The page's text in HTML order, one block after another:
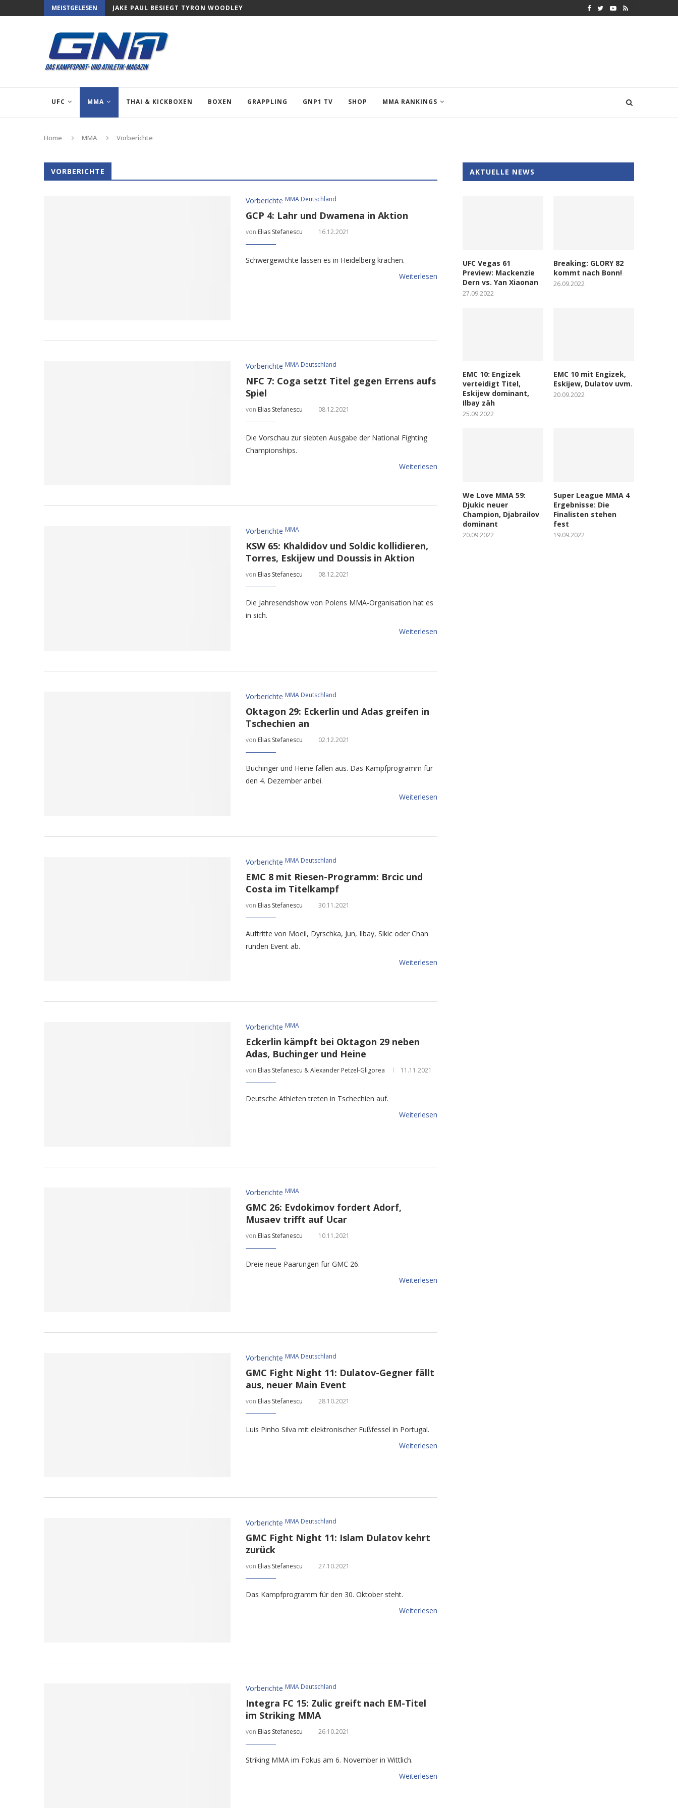
MEISTGELESEN JAKE PAUL BESIEGT TYRON WOODLEY
UFC MMA THAI & KICKBOXEN BOXEN GRAPPLING GNP1 TV SHOP MMA RANKINGS
Home MMA Vorberichte
VORBERICHTE
Vorberichte MMA Deutschland
GCP 4: Lahr und Dwamena in Aktion
von Elias Stefanescu 16.12.2021
Schwergewichte lassen es in Heidelberg krachen.
Weiterlesen
Vorberichte MMA Deutschland
NFC 7: Coga setzt Titel gegen Errens aufs
Spiel
von Elias Stefanescu 08.12.2021
Die Vorschau zur siebten Ausgabe der National Fighting
Championships.
Weiterlesen
Vorberichte MMA
KSW 65: Khaldidov und Soldic kollidieren,
Torres, Eskijew und Doussis in Aktion
von Elias Stefanescu 08.12.2021
Die Jahresendshow von Polens MMA-Organisation hat es
in sich.
Weiterlesen
Vorberichte MMA Deutschland
Oktagon 29: Eckerlin und Adas greifen in
Tschechien an
von Elias Stefanescu 02.12.2021
Buchinger und Heine fallen aus. Das Kampfprogramm für
den 4. Dezember anbei.
Weiterlesen
Vorberichte MMA Deutschland
EMC 8 mit Riesen-Programm: Brcic und
Costa im Titelkampf
von Elias Stefanescu 30.11.2021
Auftritte von Moeil, Dyrschka, Jun, Ilbay, Sikic oder Chan
runden Event ab.
Weiterlesen
Vorberichte MMA
Eckerlin kämpft bei Oktagon 29 neben
Adas, Buchinger und Heine
von Elias Stefanescu & Alexander Petzel-Gligorea 11.11.2021
Deutsche Athleten treten in Tschechien auf.
Weiterlesen
Vorberichte MMA
GMC 26: Evdokimov fordert Adorf,
Musaev trifft auf Ucar
von Elias Stefanescu 10.11.2021
Dreie neue Paarungen für GMC 26.
Weiterlesen
Vorberichte MMA Deutschland
GMC Fight Night 11: Dulatov-Gegner fällt
aus, neuer Main Event
von Elias Stefanescu 28.10.2021
Luis Pinho Silva mit elektronischer Fußfessel in Portugal.
Weiterlesen
Vorberichte MMA Deutschland
GMC Fight Night 11: Islam Dulatov kehrt
zurück
von Elias Stefanescu 27.10.2021
Das Kampfprogramm für den 30. Oktober steht.
Weiterlesen
Vorberichte MMA Deutschland
Integra FC 15: Zulic greift nach EM-Titel
im Striking MMA
von Elias Stefanescu 26.10.2021
Striking MMA im Fokus am 6. November in Wittlich.
Weiterlesen
AKTUELLE NEWS
UFC Vegas 61
Preview: Mackenzie
Dern vs. Yan Xiaonan
27.09.2022
Breaking: GLORY 82
kommt nach Bonn!
26.09.2022
EMC 10: Engizek
verteidigt Titel,
Eskijew dominant,
Ilbay zäh
25.09.2022
EMC 10 mit Engizek,
Eskijew, Dulatov uvm.
20.09.2022
We Love MMA 59:
Djukic neuer
Champion, Djabrailov
dominant
20.09.2022
Super League MMA 4
Ergebnisse: Die
Finalisten stehen
fest
19.09.2022